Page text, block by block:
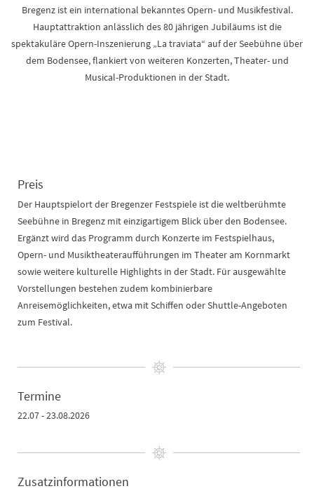
Bregenz ist ein international bekanntes Opern- und Musikfestival.
Hauptattraktion anlässlich des 80 jährigen Jubiläums ist die
spektakuläre Opern-Inszenierung „La traviata“ auf der Seebühne über
dem Bodensee, flankiert von weiteren Konzerten, Theater- und
Musical-Produktionen in der Stadt.
Preis
Der Hauptspielort der Bregenzer Festspiele ist die weltberühmte
Seebühne in Bregenz mit einzigartigem Blick über den Bodensee.
Ergänzt wird das Programm durch Konzerte im Festspielhaus,
Opern- und Musiktheateraufführungen im Theater am Kornmarkt
sowie weitere kulturelle Highlights in der Stadt. Für ausgewählte
Vorstellungen bestehen zudem kombinierbare
Anreisemöglichkeiten, etwa mit Schiffen oder Shuttle-Angeboten
zum Festival.
Termine
22.07 - 23.08.2026
Zusatzinformationen